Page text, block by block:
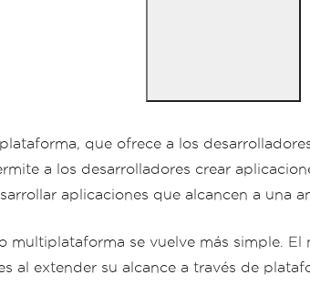
que ofrece a los
a los desarrolladores crear
aplicaciones que alcancen a una
multiplataforma se vuelve más simple.
al extender su alcance a través de